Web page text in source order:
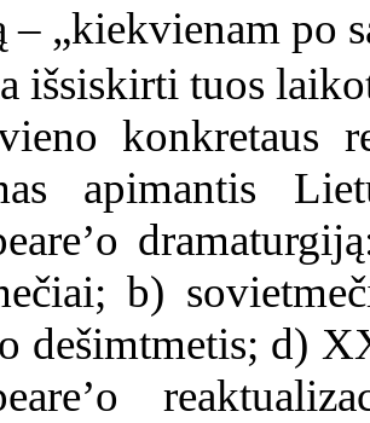
– „kiekvienam po
išsiskirti tuos
konkretaus
apimantis
b)
dešimtmetis; d)